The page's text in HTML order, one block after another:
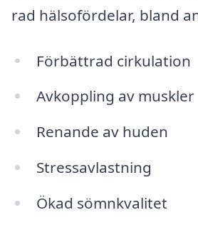
rad hälsofördelar, bland
Förbättrad cirkulation
Avkoppling av muskler
Renande av huden
Stressavlastning
Ökad sömnkvalitet